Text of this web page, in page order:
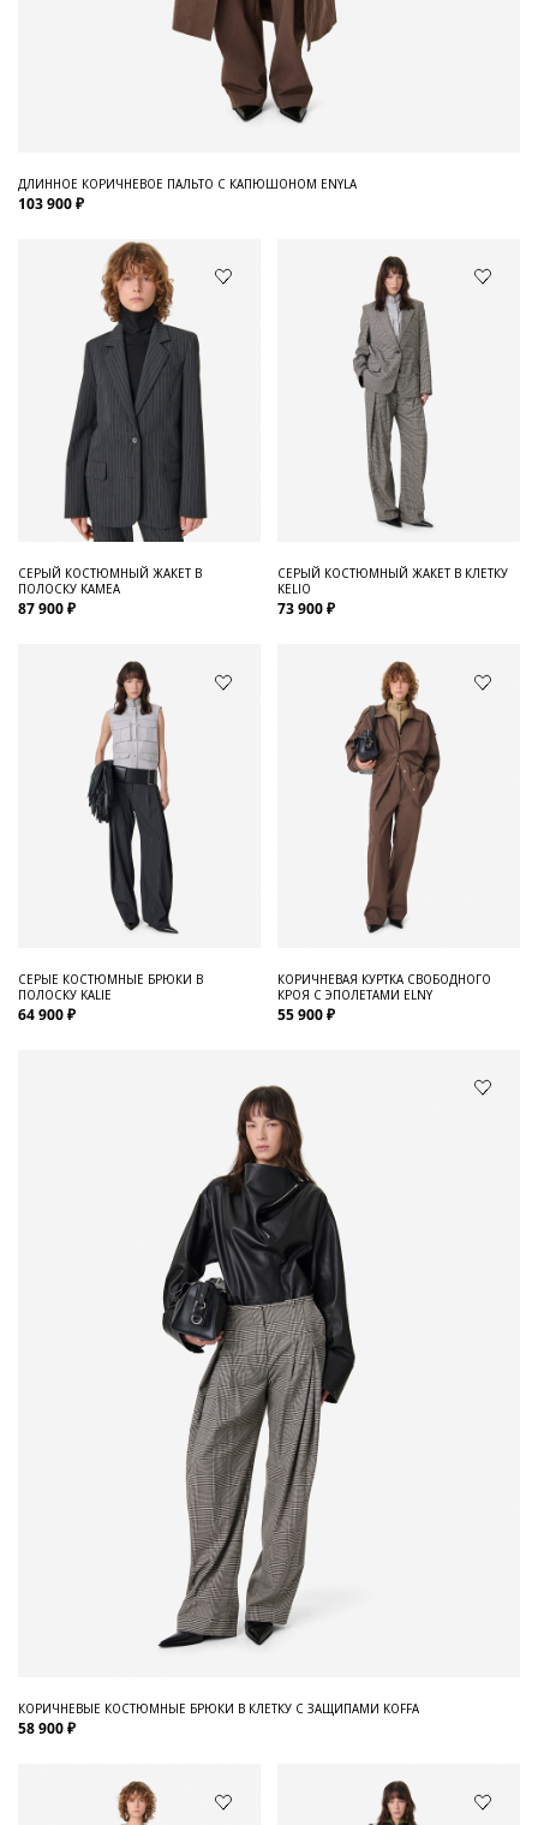
ДЛИННОЕ КОРИЧНЕВОЕ ПАЛЬТО С КАПЮШОНОМ ENYLA
103 900 ₽
СЕРЫЙ КОСТЮМНЫЙ ЖАКЕТ В
ПОЛОСКУ KAMEA
87 900 ₽
СЕРЫЙ КОСТЮМНЫЙ ЖАКЕТ В КЛЕТКУ
KELIO
73 900 ₽
СЕРЫЕ КОСТЮМНЫЕ БРЮКИ В
ПОЛОСКУ KALIE
64 900 ₽
КОРИЧНЕВАЯ КУРТКА СВОБОДНОГО
КРОЯ С ЭПОЛЕТАМИ ELNY
55 900 ₽
КОРИЧНЕВЫЕ КОСТЮМНЫЕ БРЮКИ В КЛЕТКУ С ЗАЩИПАМИ KOFFA
58 900 ₽